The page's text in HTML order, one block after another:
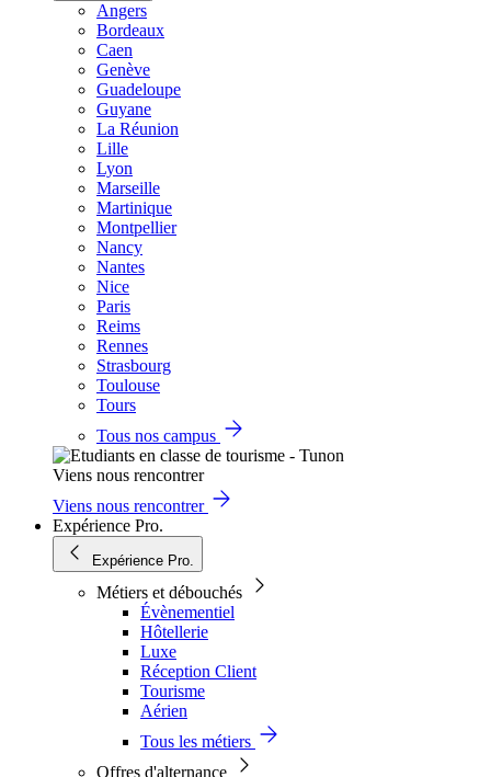
Angers
Bordeaux
Caen
Genève
Guadeloupe
Guyane
La Réunion
Lille
Lyon
Marseille
Martinique
Montpellier
Nancy
Nantes
Nice
Paris
Reims
Rennes
Strasbourg
Toulouse
Tours
Tous nos campus
Viens nous rencontrer
Viens nous rencontrer
Expérience Pro.
Expérience Pro.
Métiers et débouchés
Évènementiel
Hôtellerie
Luxe
Réception Client
Tourisme
Aérien
Tous les métiers
Offres d'alternance